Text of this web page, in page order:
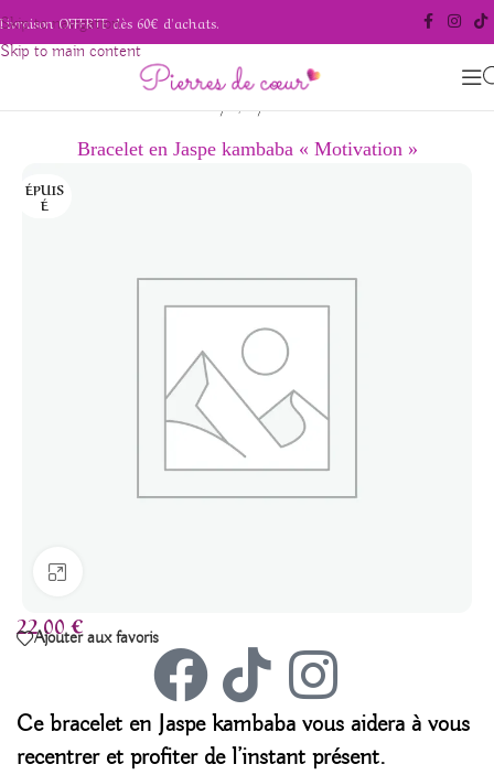
Skip to navigation
Skip to main content
Livraison OFFERTE dès 60€ d'achats.
Accueil/Bijoux/Bracelets
Bracelet en Jaspe kambaba « Motivation »
ÉPUIS
É
22,00€
Ajouter aux favoris
Ce bracelet en Jaspe kambaba vous aidera à vous
recentrer et profiter de l’instant présent.